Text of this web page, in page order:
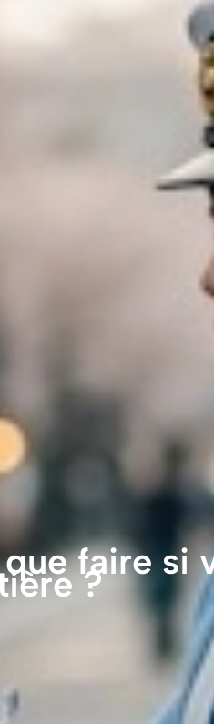
faire si
?